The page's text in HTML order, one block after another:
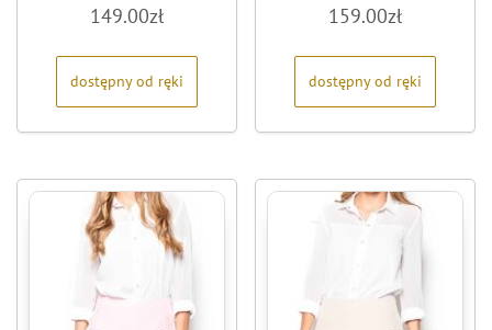
0
na
149.00zł
dostępny od ręki
0
na
159.00zł
dostępny od ręki